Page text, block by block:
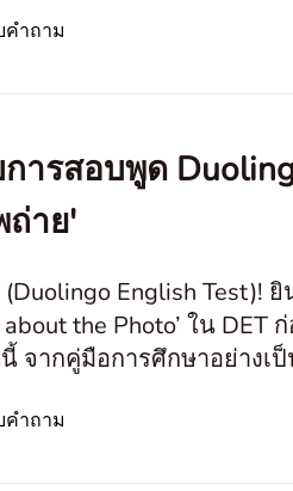
คำถาม
รสอบพูด
ถ่าย'
English Test)!
the Photo’ ใน DET
คำถาม